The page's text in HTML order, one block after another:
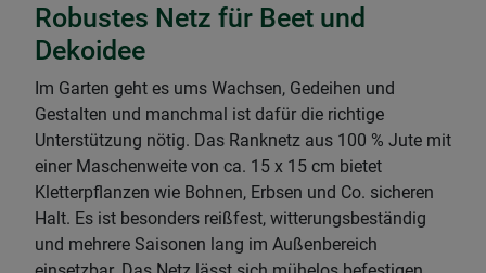
Robustes Netz für Beet und
Dekoidee
Im Garten geht es ums Wachsen, Gedeihen und
Gestalten und manchmal ist dafür die richtige
Unterstützung nötig. Das Ranknetz aus 100 % Jute mit
einer Maschenweite von ca. 15 x 15 cm bietet
Kletterpflanzen wie Bohnen, Erbsen und Co. sicheren
Halt. Es ist besonders reißfest, witterungsbeständig
und mehrere Saisonen lang im Außenbereich